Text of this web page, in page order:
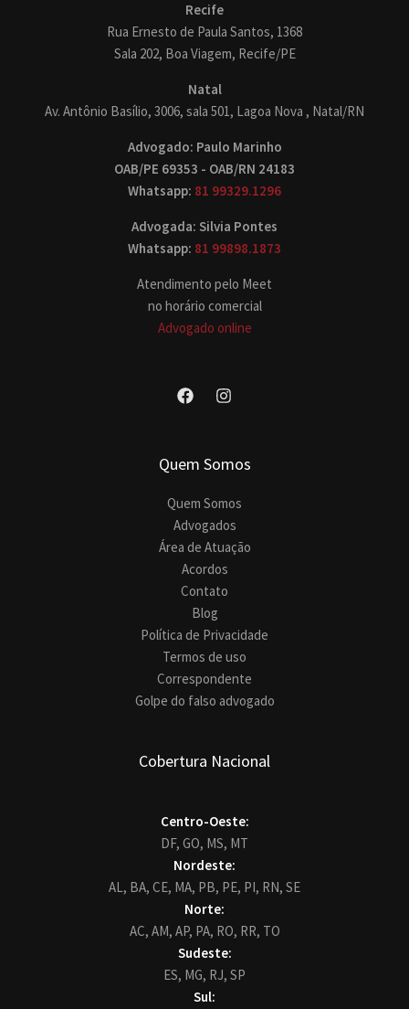
Recife
Rua Ernesto de Paula Santos, 1368
Sala 202, Boa Viagem, Recife/PE
Natal
Av. Antônio Basílio, 3006, sala 501, Lagoa Nova , Natal/RN
Advogado: Paulo Marinho
OAB/PE 69353 - OAB/RN 24183
Whatsapp: 81 99329.1296
Advogada: Silvia Pontes
Whatsapp: 81 99898.1873
Atendimento pelo Meet
no horário comercial
Advogado online
Quem Somos
Quem Somos
Advogados
Área de Atuação
Acordos
Contato
Blog
Política de Privacidade
Termos de uso
Correspondente
Golpe do falso advogado
Cobertura Nacional
Centro-Oeste:
DF, GO, MS, MT
Nordeste:
AL, BA, CE, MA, PB, PE, PI, RN, SE
Norte:
AC, AM, AP, PA, RO, RR, TO
Sudeste:
ES, MG, RJ, SP
Sul: